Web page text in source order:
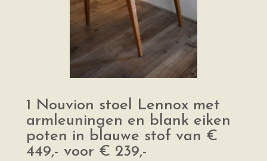
1 Nouvion stoel Lennox met
armleuningen en blank eiken
poten in blauwe stof van €
449,- voor € 239,-